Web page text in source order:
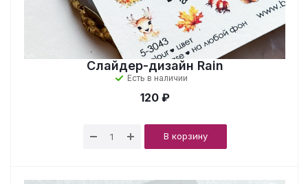
Слайдер-дизайн Rain
Есть в наличии
120 ₽
В корзину